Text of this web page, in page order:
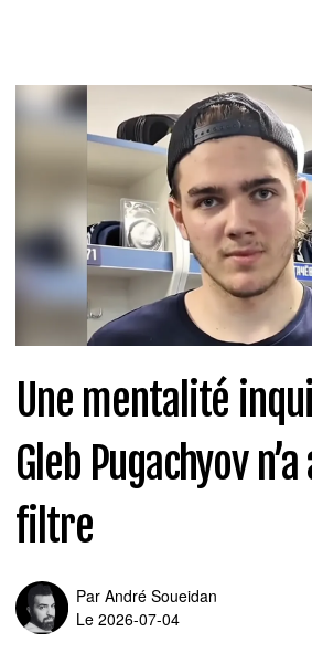
Une mentalité
Gleb Pugachyov
filtre
Par André Soueidan
Le 2026-07-04